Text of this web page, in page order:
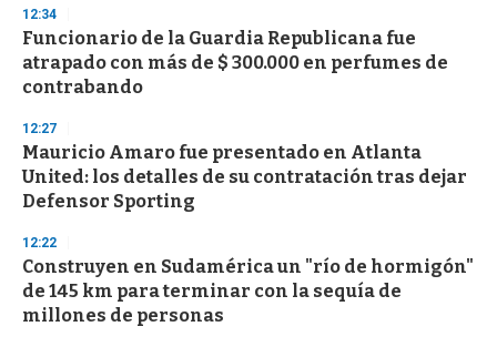
s
e
c
o
n
12:34
Funcionario de la Guardia Republicana fue
atrapado con más de $ 300.000 en perfumes de
contrabando
12:27
Mauricio Amaro fue presentado en Atlanta
United: los detalles de su contratación tras dejar
Defensor Sporting
12:22
Construyen en Sudamérica un "río de hormigón"
de 145 km para terminar con la sequía de
millones de personas